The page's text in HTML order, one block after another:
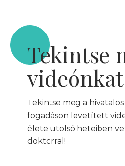
Tekintse
Tekintse meg a
fogadáson levetített
élete utolsó heteiben
doktorral!